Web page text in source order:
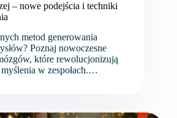
– nowe podejścia i techniki
metod generowania
Poznaj nowoczesne
które rewolucjonizują
w zespołach.…